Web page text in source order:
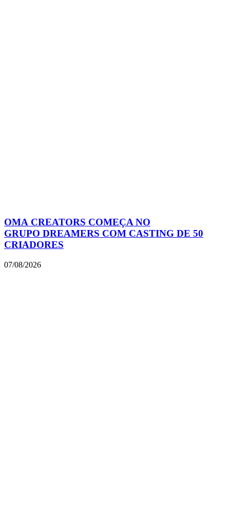
OMA CREATORS COMEÇA NO
GRUPO DREAMERS COM CASTING DE 50
CRIADORES
07/08/2026